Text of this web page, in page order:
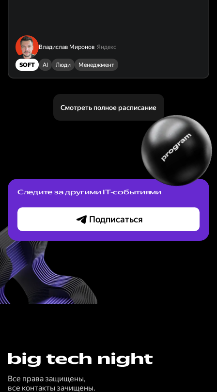
Владислав Миронов Яндекс
SOFT AI Люди Менеджмент
Смотреть полное расписание
Следите за другими IT-событиями
Подписаться
Все права защищены,
все контакты зачищены.